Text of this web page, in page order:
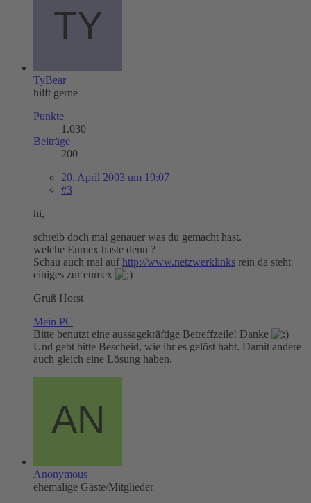
TyBear
hilft gerne
Punkte
1.030
Beiträge
200
20. April 2003 um 19:07
#3
hi,
schreib doch mal genauer was du gemacht hast.
welche Eumex haste denn ?
Schau auch mal auf http://www.netzwerklinks rein da steht
einiges zur eumex
Gruß Horst
Mein PC
Bitte benutzt eine aussagekräftige Betreffzeile! Danke
Und gebt bitte Bescheid, wie ihr es gelöst habt. Damit andere
auch gleich eine Lösung haben.
Anonymous
ehemalige Gäste/Mitglieder